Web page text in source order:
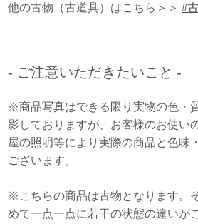
他の古物（古道具）はこちら＞＞#
- ご注意いただきたいこと -
※商品写真はできる限り実物の色・
影しておりますが、お客様のお使い
屋の照明等により実際の商品と色味
ございます。
※こちらの商品は古物となります。
めて一点一点に若干の状態の違いが